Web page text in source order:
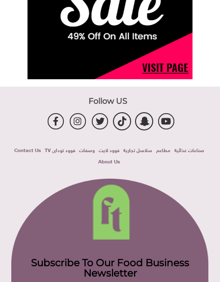
Follow US
صناعات غذائية مطاعم سلاسل تجارية فوود لايت وصفات فوود توداى TV
Contact Us
About Us
Subscribe To Our Food Business
Newsletter